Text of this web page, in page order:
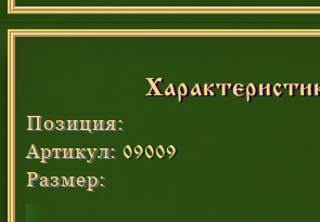
Позиция:
Артикул:
09009
Размер: